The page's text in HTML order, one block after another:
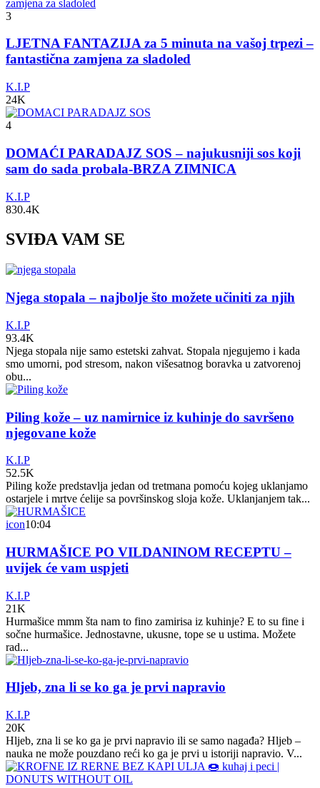
3
LJETNA FANTAZIJA za 5 minuta na vašoj trpezi –
fantastična zamjena za sladoled
K.I.P
24K
4
DOMAĆI PARADAJZ SOS – najukusniji sos koji
sam do sada probala-BRZA ZIMNICA
K.I.P
830.4K
SVIĐA VAM SE
Njega stopala – najbolje što možete učiniti za njih
K.I.P
93.4K
Njega stopala nije samo estetski zahvat. Stopala njegujemo i kada
smo umorni, pod stresom, nakon višesatnog boravka u zatvorenoj
obu...
Piling kože – uz namirnice iz kuhinje do savršeno
njegovane kože
K.I.P
52.5K
Piling kože predstavlja jedan od tretmana pomoću kojeg uklanjamo
ostarjele i mrtve ćelije sa površinskog sloja kože. Uklanjanjem tak...
icon10:04
HURMAŠICE PO VILDANINOM RECEPTU –
uvijek će vam uspjeti
K.I.P
21K
Hurmašice mmm šta nam to fino zamirisa iz kuhinje? E to su fine i
sočne hurmašice. Jednostavne, ukusne, tope se u ustima. Možete
rad...
Hljeb, zna li se ko ga je prvi napravio
K.I.P
20K
Hljeb, zna li se ko ga je prvi napravio ili se samo nagađa? Hljeb –
nauka ne može pouzdano reći ko ga je prvi u istoriji napravio. V...